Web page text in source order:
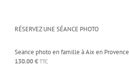
RÉSERVEZ UNE SÉANCE PHOTO
Seance photo en famille à Aix en Provence
130.00€ TTC